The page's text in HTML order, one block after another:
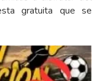
gratuita que se